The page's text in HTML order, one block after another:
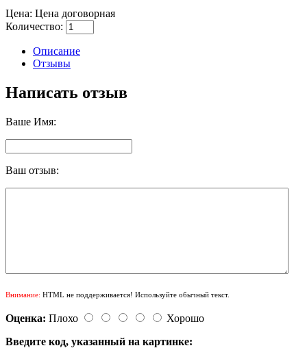
Цена: Цена договорная
Количество:
Описание
Отзывы
Написать отзыв
Ваше Имя:
Ваш отзыв:
Внимание: HTML не поддерживается! Используйте обычный текст.
Оценка: Плохо
Хорошо
Введите код, указанный на картинке: